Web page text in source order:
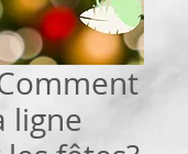
ligne